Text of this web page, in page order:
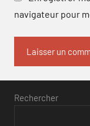
navigateur pour
Rechercher